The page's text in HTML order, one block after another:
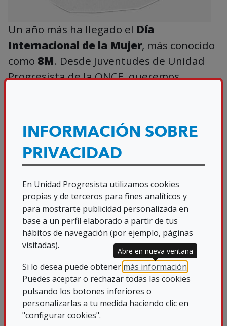
INFORMACIÓN SOBRE
PRIVACIDAD
En Unidad Progresista utilizamos cookies
propias y de terceros para fines analíticos y
para mostrarte publicidad personalizada en
base a un perfil elaborado a partir de tus
hábitos de navegación (por ejemplo, páginas
visitadas).
Si lo desea puede obtener más información
Puedes aceptar o rechazar todas las cookies
pulsando los botones inferiores o
personalizarlas a tu medida haciendo clic en
"configurar cookies".
Abre en nueva ventana
Un año más ha llegado el Día
Internacional de la Mujer, más conocido
como 8M. Desde Juventudes de Unidad
Progresista de la ONCE, queremos
esencial. Con este propósito hemos
elaborado un podcast bajo el título "Tres
voces, una misma ilusión", en el que tres
mujeres de distintas generaciones
(juventud, adultez y sénior) nos
acompañan para compartir sus vivencias
y perspectivas.
A través de sus testimonios, estas
mujeres reflexionan sobre la desigualdad
desde dos prismas inseparables para
ellas: ser mujer y tener una discapacidad
visual. Sus relatos nos invitan a recorrer
algunos de los hitos que han marcado